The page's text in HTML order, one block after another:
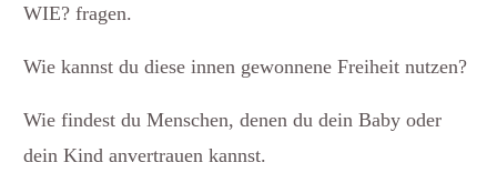
WIE? fragen.
Wie kannst du diese innen gewonnene Freiheit nutzen?
Wie findest du Menschen, denen du dein Baby oder
dein Kind anvertrauen kannst.